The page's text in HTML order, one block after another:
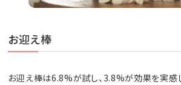
お迎え棒
お迎え棒は6.8%が試し、3.8%が効果を実感